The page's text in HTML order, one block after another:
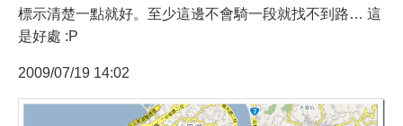
標示清楚一點就好。至少這邊不會騎一段就找不到路… 這
是好處 :P
2009/07/19 14:02